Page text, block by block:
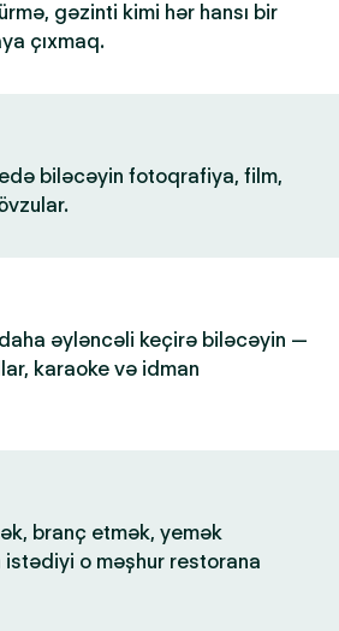
gəzinti kimi hər hansı bir
çıxmaq.
biləcəyin fotoqrafiya, film,
daha əyləncəli keçirə biləcəyin —
karaoke və idman
branç etmək, yemək
istədiyi o məşhur restorana